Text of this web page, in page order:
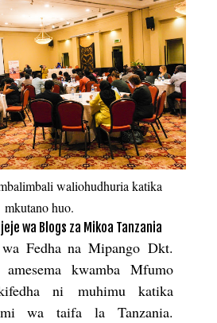
waliohudhuria katika
mkutano huo.
wa Blogs za Mikoa Tanzania
Fedha na Mipango Dkt.
kwamba Mfumo
ni muhimu katika
wa taifa la Tanzania.